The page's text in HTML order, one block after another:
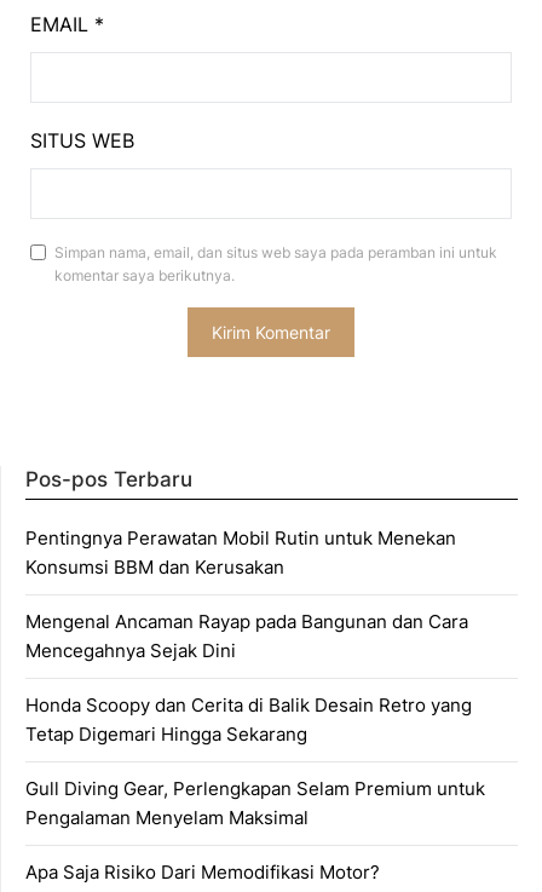
EMAIL *
SITUS WEB
Simpan nama, email, dan situs web saya pada peramban ini untuk
komentar saya berikutnya.
Pos-pos Terbaru
Pentingnya Perawatan Mobil Rutin untuk Menekan
Konsumsi BBM dan Kerusakan
Mengenal Ancaman Rayap pada Bangunan dan Cara
Mencegahnya Sejak Dini
Honda Scoopy dan Cerita di Balik Desain Retro yang
Tetap Digemari Hingga Sekarang
Gull Diving Gear, Perlengkapan Selam Premium untuk
Pengalaman Menyelam Maksimal
Apa Saja Risiko Dari Memodifikasi Motor?